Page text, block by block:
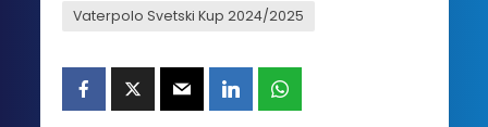
Vaterpolo Svetski Kup 2024/2025